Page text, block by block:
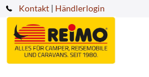
Kontakt | Händlerlogin